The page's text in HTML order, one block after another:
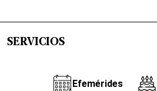
SERVICIOS
Efemérides